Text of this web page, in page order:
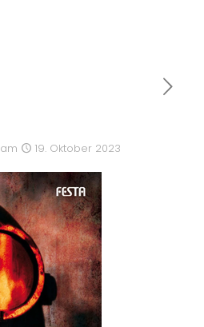
am 19. Oktober 2023